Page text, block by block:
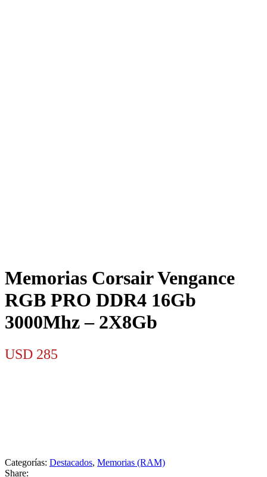
Memorias Corsair Vengance
RGB PRO DDR4 16Gb
3000Mhz – 2X8Gb
USD 285
Categorías: Destacados, Memorias (RAM)
Share: